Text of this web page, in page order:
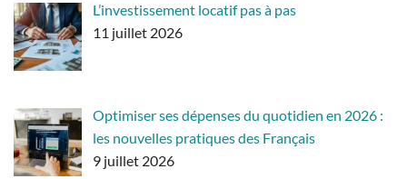
L’investissement locatif pas à pas
11 juillet 2026
Optimiser ses dépenses du quotidien en 2026 :
les nouvelles pratiques des Français
9 juillet 2026